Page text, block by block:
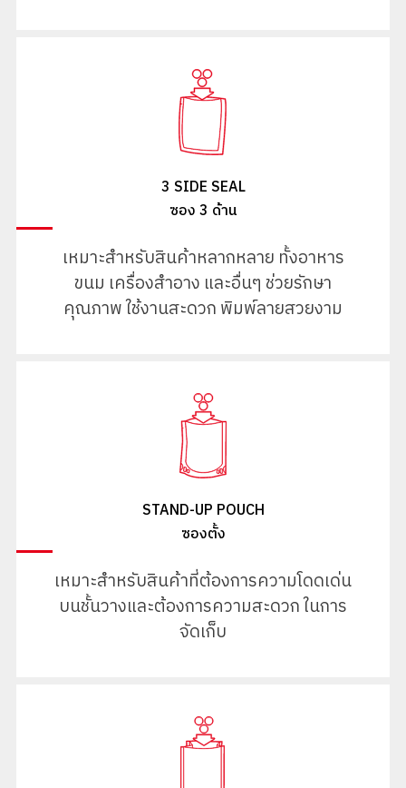
3 SIDE SEAL
ซอง 3 ด้าน
เหมาะสำหรับสินค้าหลากหลาย ทั้งอาหาร
ขนม เครื่องสำอาง และอื่นๆ ช่วยรักษา
คุณภาพ ใช้งานสะดวก พิมพ์ลายสวยงาม
STAND-UP POUCH
ซองตั้ง
เหมาะสำหรับสินค้าที่ต้องการความโดดเด่น
บนชั้นวางและต้องการความสะดวก ในการ
จัดเก็บ